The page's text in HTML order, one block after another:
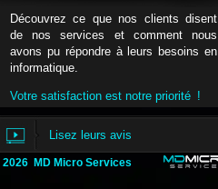
Découvrez ce que nos clients disent
de nos services et comment nous
avons pu répondre à leurs besoins en
informatique.
Votre satisfaction est notre priorité !
Lisez leurs avis
2026 MD Micro Services